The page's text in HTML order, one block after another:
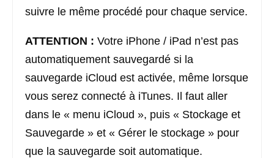
suivre le même procédé pour chaque service.
ATTENTION : Votre iPhone / iPad n’est pas
automatiquement sauvegardé si la
sauvegarde iCloud est activée, même lorsque
vous serez connecté à iTunes. Il faut aller
dans le « menu iCloud », puis « Stockage et
Sauvegarde » et « Gérer le stockage » pour
que la sauvegarde soit automatique.